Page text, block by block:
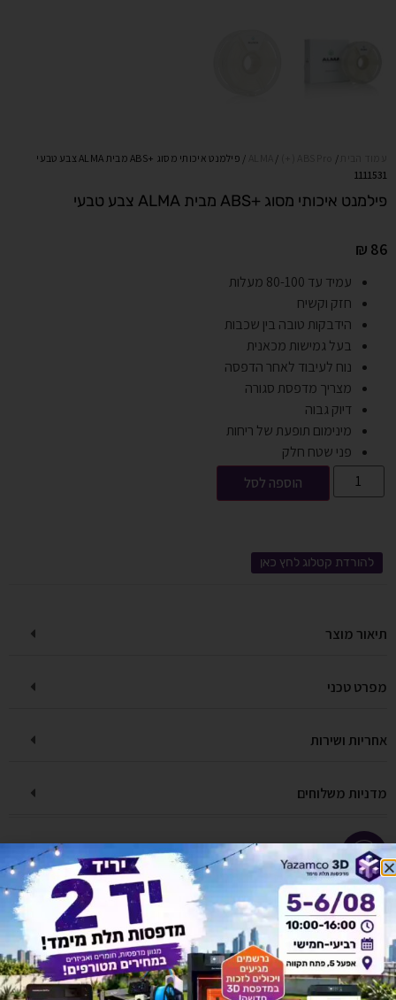
/
/
/ פילמנט איכותי מסוג +ABS מבית ALMA צבע טבעי
1111531
פילמנט איכותי מסוג +ABS מבית ALMA צבע טבעי
₪ 86
עמיד עד 80-100 מעלות
חזק וקשיח
הידבקות טובה בין שכבות
בעל גמישות מכאנית
נוח לעיבוד לאחר הדפסה
מצריך מדפסת סגורה
דיוק גבוה
מינימום תופעת של ריחות
פני שטח חלק
הוספה לסל
להורדת קטלוג לחץ כאן
תיאור מוצר
מפרט טכני
אחריות ושירות
מדניות משלוחים
יש לך שאלה על המוצר?
לחץ כאן ונציגנו יחזרו אליך בהקדם!